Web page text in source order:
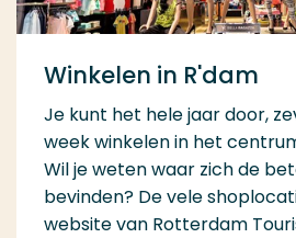
Winkelen in R'dam
Je kunt het hele jaar door,
week winkelen in het
Wil je weten waar zich de
bevinden? De vele
website van Rotterdam